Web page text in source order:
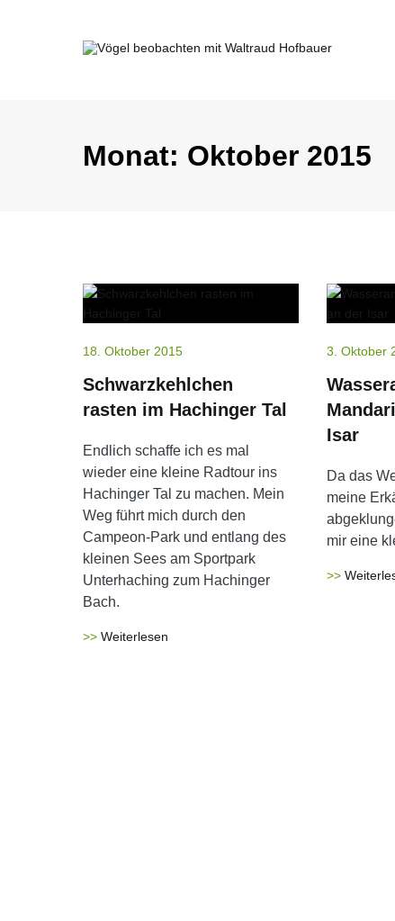
Monat: Oktober 2015
18. Oktober 2015
Schwarzkehlchen
rasten im Hachinger Tal
Endlich schaffe ich es mal
wieder eine kleine Radtour ins
Hachinger Tal zu machen. Mein
Weg führt mich durch den
Campeon-Park und entlang des
kleinen Sees am Sportpark
Unterhaching zum Hachinger
Bach.
Weiterlesen
3. Oktober
Isar
Da das
meine
mir eine